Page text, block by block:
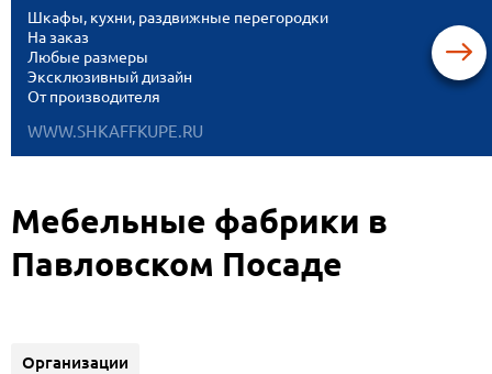
Шкафы, кухни, раздвижные перегородки
На заказ
Любые размеры
Эксклюзивный дизайн
От производителя
WWW.SHKAFFKUPE.RU
Мебельные фабрики в
Павловском Посаде
Организации